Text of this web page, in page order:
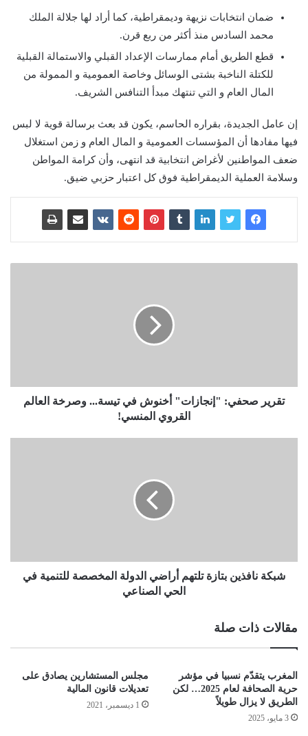
ضمان انتخابات نزيهة وديمقراطية، كما أراد لها جلالة الملك
محمد السادس منذ أكثر من ربع قرن.
قطع الطريق أمام ممارسات الإعداد القبلي والاستمالة القبلية
للكتلة الناخبة بشتى الوسائل وخاصة العمومية و الممولة من
المال العام و التي تنتهك مبدأ التنافس الشريف.
إن عامل الجديدة، بقراره الحاسم، يكون قد بعث برسالة قوية لا لبس
فيها مفادها أن المؤسسات العمومية و المال العام و زمن استغلال
ضعف المواطنين لأغراض انتخابية قد انتهى، وأن كرامة المواطن
وسلامة العملية الديمقراطية فوق كل اعتبار حزبي ضيق.
تقرير صحفي: "إنجازات" أخنوش في تيسة... وصرخة العالم
القروي المنسي!
شبكة نافذين بتازة تلتهم أراضي الدولة المخصصة للتنمية في
الحي الصناعي
مقالات ذات صلة
المغرب يتقدّم نسبيا في مؤشر
حرية الصحافة لعام 2025… لكن
الطريق لا يزال طويلاً
3 مايو، 2025
مجلس المستشارين يصادق على
تعديلات قانون المالية
1 ديسمبر، 2021